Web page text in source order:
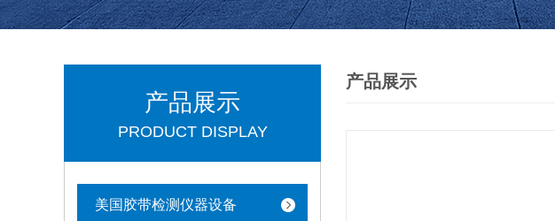
产品展示
PRODUCT DISPLAY
美国胶带检测仪器设备
产品展示